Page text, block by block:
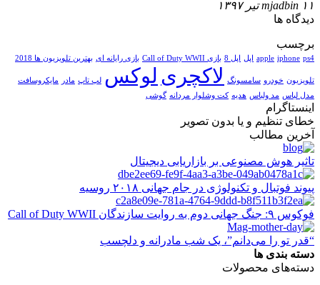
mjadbin ۱۱ تیر ۱۳۹۷
دیدگاه ها
برچسب
apple iphone ps4 اپل اپل 8 بازی Call of Duty WWII بازی رایانه ای بهترین تلویزیون ها 2018
تلویزیون خودرو سامسونگ لاکچری لوکس لپ تاپ مادر
مایکروسافت
مدل لباس مد ولباس هدیه کت وشلوار مردانه گوشی
اینستاگرام
خطای تنظیم و یا بدون تصویر
آخرین مطالب
تاثیر هوش مصنوعی بر بازاریابی دیجیتال
پیوند فوتبال و تکنولوژی در جام جهانی ۲۰۱۸ روسیه
فوکوس ۹: جنگ جهانی دوم به روایت سازندگان Call of Duty WWII
“قدر تو را می‌دانم”، یک شب مادرانه و دلچسب
دسته بندی ها
دسته‌های محصولات